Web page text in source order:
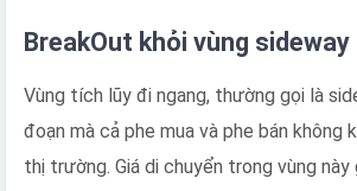
BreakOut khỏi vùng sideway
Vùng tích lũy đi ngang, thường gọi là
đoạn mà cả phe mua và phe bán không
thị trường. Giá di chuyển trong vùng